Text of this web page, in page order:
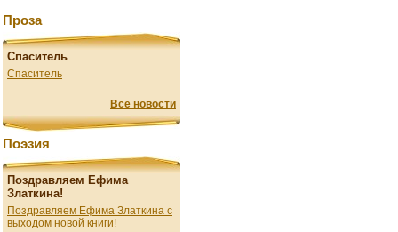
Проза
Спаситель
Спаситель
Все новости
Поэзия
Поздравляем Ефима
Златкина!
Поздравляем Ефима Златкина с
выходом новой книги!